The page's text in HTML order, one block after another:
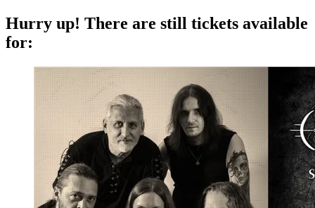
Hurry up! There are still tickets available
for: